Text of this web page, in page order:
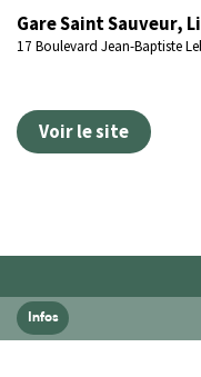
Gare Saint Sauveur,
17 Boulevard Jean-Baptiste
Voir le site
Infos